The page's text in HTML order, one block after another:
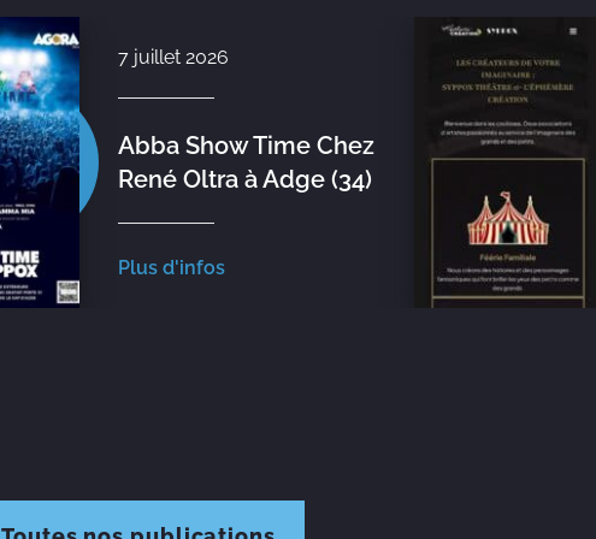
7 juillet 2026
Abba Show Time Chez
René Oltra à Adge (34)
Plus d'infos